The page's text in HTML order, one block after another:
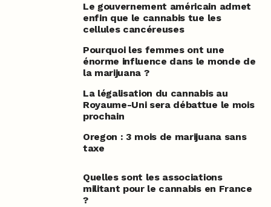
Le gouvernement américain admet
enfin que le cannabis tue les
cellules cancéreuses
Pourquoi les femmes ont une
énorme influence dans le monde de
la marijuana ?
La légalisation du cannabis au
Royaume-Uni sera débattue le mois
prochain
Oregon : 3 mois de marijuana sans
taxe
Quelles sont les associations
militant pour le cannabis en France
?